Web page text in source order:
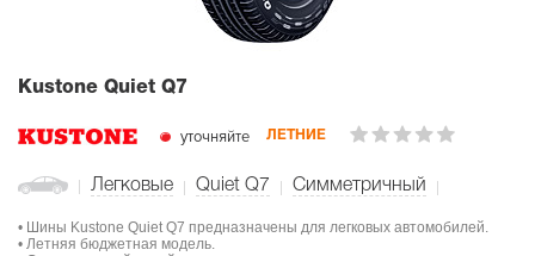
Kustone Quiet Q7
уточняйте ЛЕТНИЕ
Легковые Quiet Q7 Симметричный
• Шины Kustone Quiet Q7 предназначены для легковых автомобилей.
• Летняя бюджетная модель.